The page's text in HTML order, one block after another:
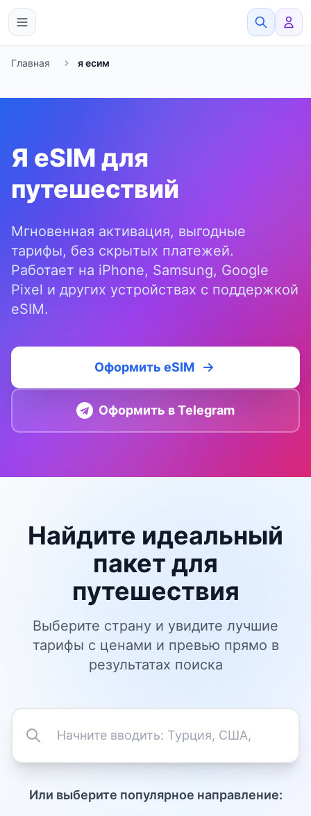
Главная я есим
Я eSIM для
путешествий
Мгновенная активация, выгодные
тарифы, без скрытых платежей.
Работает на iPhone, Samsung, Google
Pixel и других устройствах с поддержкой
eSIM.
Оформить eSIM
Оформить в Telegram
Найдите идеальный
пакет для
путешествия
Выберите страну и увидите лучшие
тарифы с ценами и превью прямо в
результатах поиска
Или выберите популярное направление: